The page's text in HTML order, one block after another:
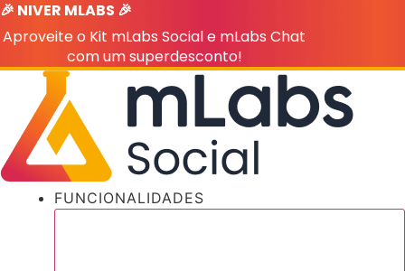
Ir
para
conteúdo
🎉 NIVER MLABS 🎉
Aproveite o Kit mLabs Social e mLabs Chat
com um superdesconto!
FUNCIONALIDADES